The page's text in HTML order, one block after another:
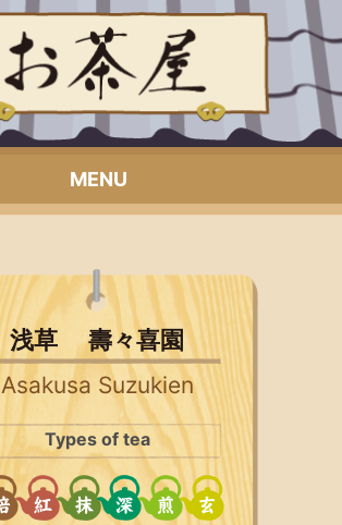
MENU
浅草 壽々喜園
Asakusa Suzukien
Types of tea